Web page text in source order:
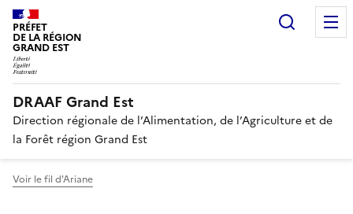
PRÉFET
DE LA RÉGION
GRAND EST
DRAAF Grand Est
Direction régionale de l’Alimentation, de l’Agriculture et de
la Forêt région Grand Est
Voir le fil d'Ariane